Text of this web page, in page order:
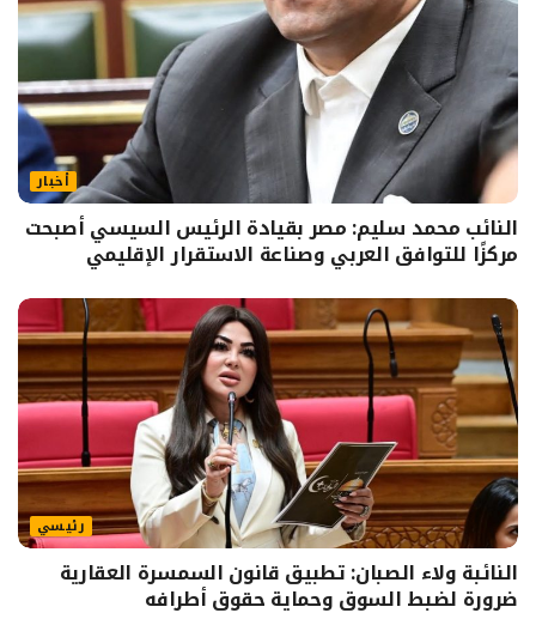
أخبار
النائب محمد سليم: مصر بقيادة الرئيس السيسي أصبحت
مركزًا للتوافق العربي وصناعة الاستقرار الإقليمي
رئيسي
النائبة ولاء الصبان: تطبيق قانون السمسرة العقارية
ضرورة لضبط السوق وحماية حقوق أطرافه